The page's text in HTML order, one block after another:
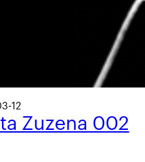
12
Zuzena 002